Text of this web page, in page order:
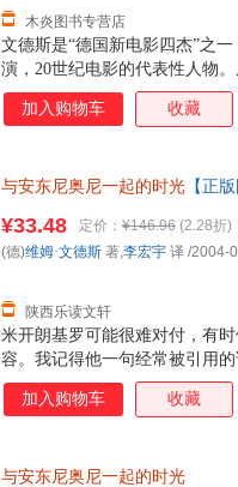
文德斯是“德国新电影四杰”之
演，20世纪电影的代表性人物
部影片，其中《奇遇》、《夜
已成为电影史上的经典。985
部电影拍摄期间所写的日记，
影大师写电影大师的书，但不
师合作过程的思想、精神、技
木炎图书专营店
加入购物车 收藏
与安东尼奥尼一起的时光 【正
米开朗基罗可能很难对付，有
容。我记得他一句经常被引
我而言只意味着一件事：拍电
方式要求我们每个人也这样做
¥33.48 定价： ¥146.96 (2.28折)
陕西乐读文轩
(德)维姆·文德斯 著,李宏宇 译 /2004-
加入购物车 收藏
与安东尼奥尼一起的时光